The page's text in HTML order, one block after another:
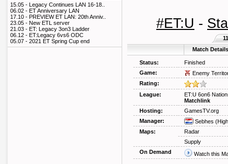
15.05 - Legacy Continues LAN 16-18..
06.02 - ET Anniversary LAN
17.10 - PREVIEW ET LAN: 20th Anniv..
23.05 - New ETL server
21.03 - ET: Legacy 3on3 Ladder
06.12 - ET:Legacy 6vs6 ODC
05.07 - 2021 ET Spring Cup end
#ET:U -
Match Details
Status:
Finished
Game:
Enemy
Rating:
League:
ET:U 6on6
Matchlink
Hosting:
GamesTV.org
Manager:
Sebhes
Maps:
Radar
Supply
On Demand
Watch this